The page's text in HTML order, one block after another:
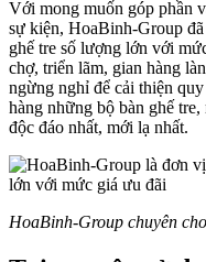
Với mong muốn góp phần
sự kiện, HoaBinh-Group
ghế tre số lượng lớn với
chợ, triển lãm, gian hàng
ngừng nghỉ để cải thiện
hàng những bộ bàn ghế
độc đáo nhất, mới lạ nhất.
HoaBinh-Group chuyên